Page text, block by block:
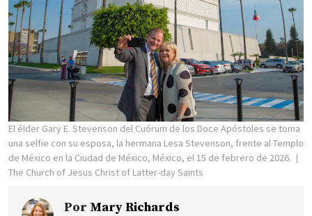
El élder Gary E. Stevenson del Cuórum de los Doce Apóstoles se toma
una selfie con su esposa, la hermana Lesa Stevenson, frente al Templo
de México en la Ciudad de México, México, el 15 de febrero de 2026.
The Church of Jesus Christ of Latter-day Saints
Por Mary Richards